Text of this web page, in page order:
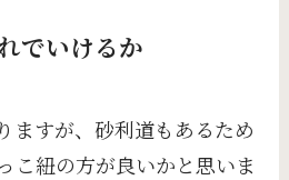
でいけるか
ますが、砂利道もあるため
こ紐の方が良いかと思いま